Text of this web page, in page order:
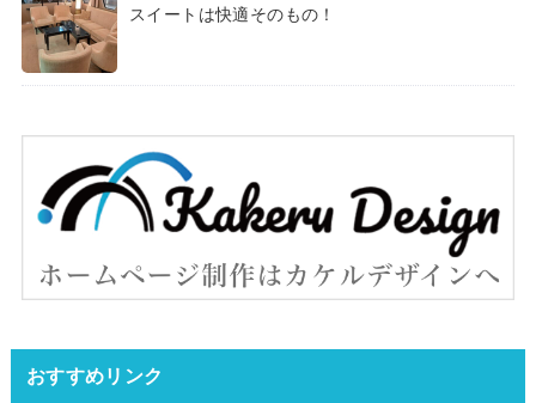
スイートは快適そのもの！
おすすめリンク